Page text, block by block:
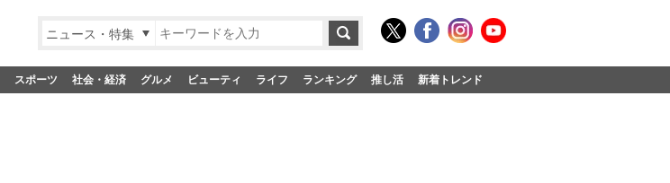
ニュース・特集
スポーツ 社会・経済 グルメ ビューティ ライフ ランキング 推し活 新着トレンド